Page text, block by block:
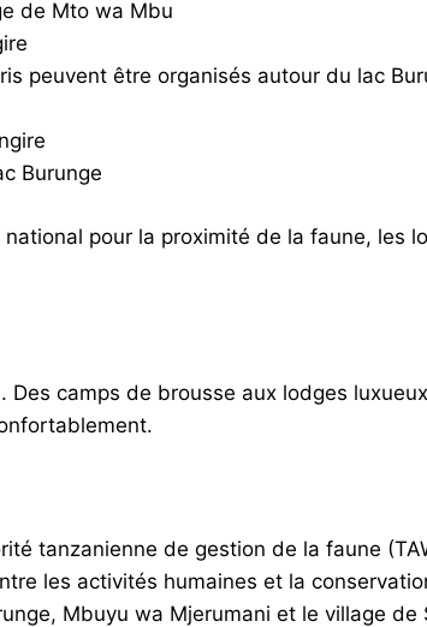
de Mto wa Mbu
peuvent être organisés autour du lac
Burunge
pour la proximité de la faune, les
camps de brousse aux lodges
tanzanienne de gestion de la faune
les activités humaines et la
Mbuyu wa Mjerumani et le village de